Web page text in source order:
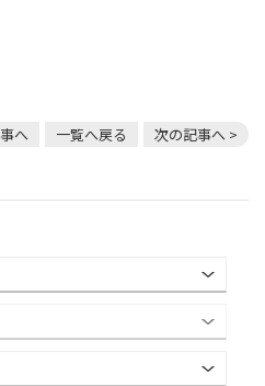
へ 一覧へ戻る 次の記事へ >